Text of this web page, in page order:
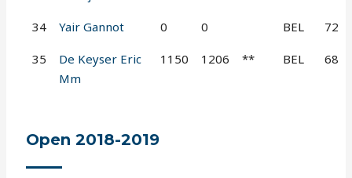
34 Yair Gannot 0 0 BEL 72
35
De Keyser Eric
Mm
1150 1206 ** BEL 68
Open 2018-2019